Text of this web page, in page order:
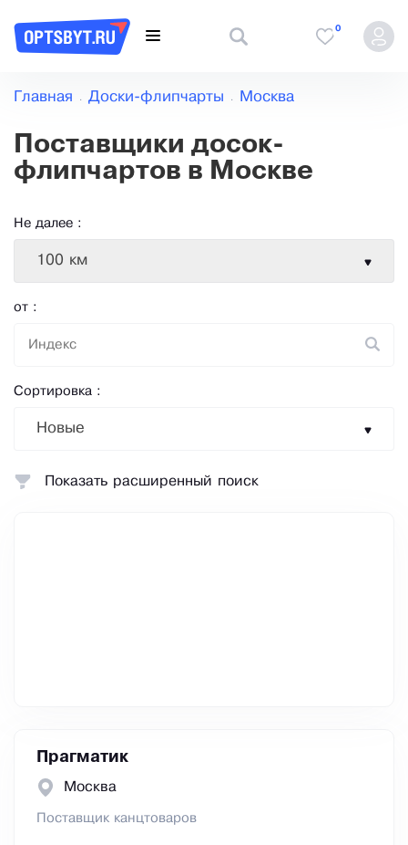
0
Главная Доски-флипчарты Москва
Поставщики досок-
флипчартов в Москве
Не далее :
100 км
от :
Сортировка :
Новые
Прагматик
Москва
Поставщик канцтоваров
Показать расширенный поиск